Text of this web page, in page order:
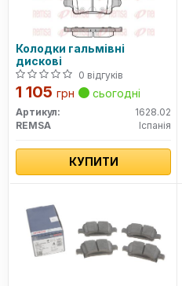
Колодки гальмівні
дискові
0 відгуків
1 105 грн сьогодні
Артикул:
1628.02
REMSA
Іспанія
КУПИТИ